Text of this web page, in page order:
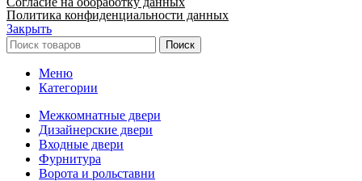
Политика конфиденциальности данных
Закрыть
Поиск
Меню
Категории
Межкомнатные двери
Дизайнерские двери
Входные двери
Фурнитура
Ворота и рольставни